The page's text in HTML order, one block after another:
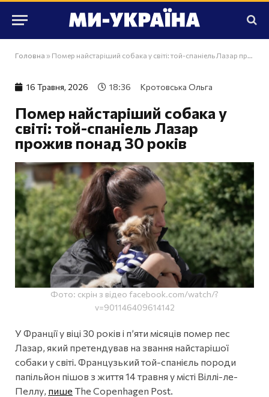
Головна » Помер найстаріший собака у світі: той-спаніель Лазар прожив понад 30 років
16 Травня, 2026 18:36 Кротовська Ольга
Помер найстаріший собака у
світі: той-спаніель Лазар
прожив понад 30 років
Фото: скрін з відео facebook.com/watch/?
v=901146409614142
У Франції у віці 30 років і п’яти місяців помер пес
Лазар, який претендував на звання найстарішої
собаки у світі. Французький той-спанієль породи
папільйон пішов з життя 14 травня у місті Віллі-ле-
Пеллу, пише The Copenhagen Post.